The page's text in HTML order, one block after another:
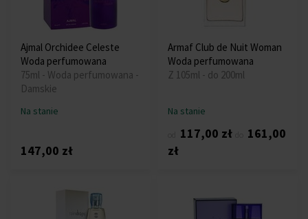
Ajmal Orchidee Celeste
Woda perfumowana
75ml - Woda perfumowana -
Damskie
Na stanie
147,00 zł
Armaf Club de Nuit Woman
Woda perfumowana
Z 105ml - do 200ml
Na stanie
117,00 zł
161,00
zł